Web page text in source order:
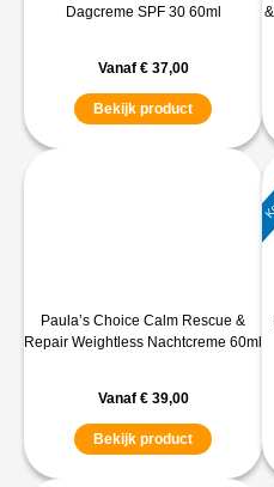
Dagcreme SPF 30 60ml
Vanaf €37,00
Bekijk product
Paula’s Choice Calm Rescue &
Repair Weightless Nachtcreme 60ml
Vanaf €39,00
Bekijk product